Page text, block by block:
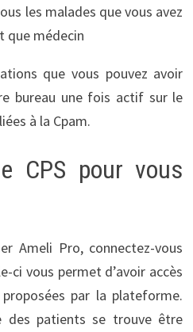
les malades que vous avez
que médecin
que vous pouvez avoir
bureau une fois actif sur le
à la Cpam.
CPS pour vous
Ameli Pro, connectez-vous
ci vous permet d’avoir accès
par la plateforme.
des patients se trouve être